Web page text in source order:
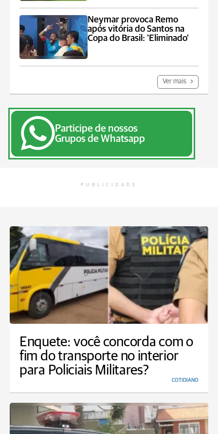
Neymar provoca Remo
após vitória do Santos na
Copa do Brasil: 'Eliminado'
Ver mais
Participe de nossos
Grupos de Whatsapp
PUBLICIDADE
Enquete: você concorda com o
fim do transporte no interior
para Policiais Militares?
COTIDIANO